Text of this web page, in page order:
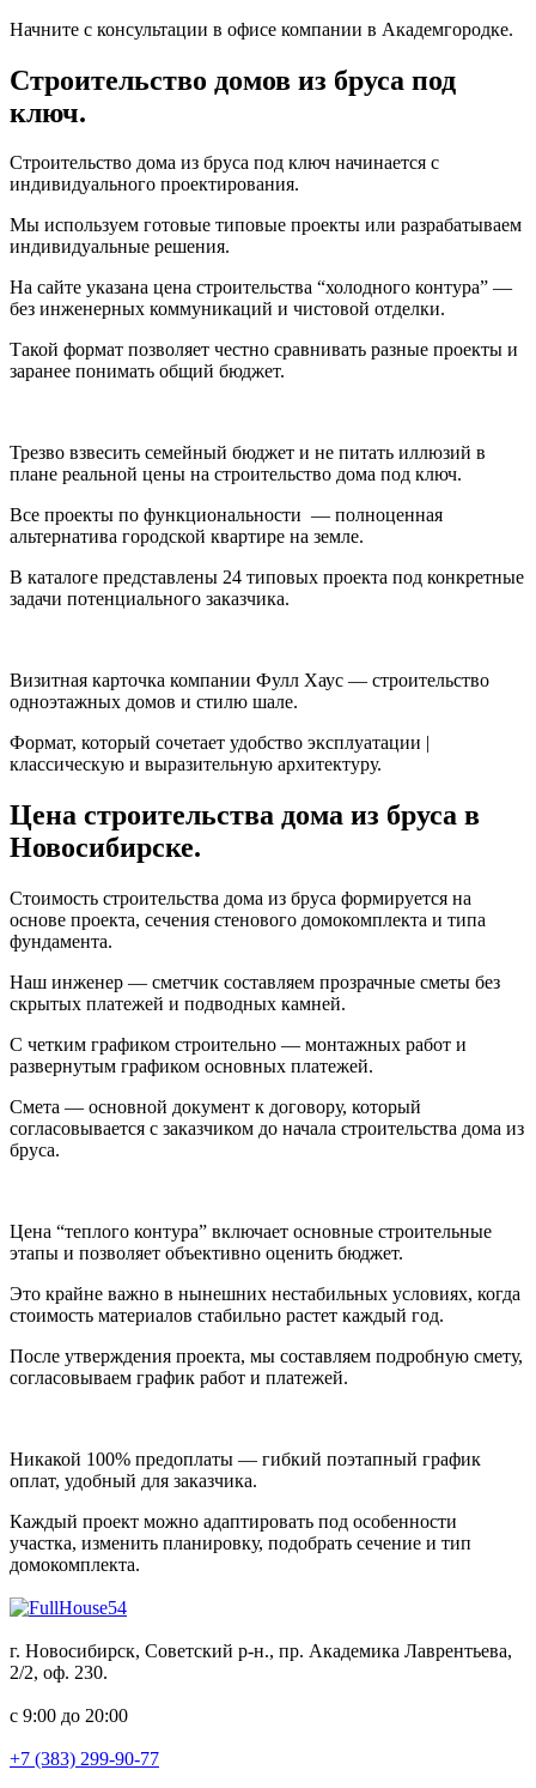
Начните с консультации в офисе компании в Академгородке.
Строительство домов из бруса под
ключ.
Строительство дома из бруса под ключ начинается с
индивидуального проектирования.
Мы используем готовые типовые проекты или разрабатываем
индивидуальные решения.
На сайте указана цена строительства “холодного контура” —
без инженерных коммуникаций и чистовой отделки.
Такой формат позволяет честно сравнивать разные проекты и
заранее понимать общий бюджет.
Трезво взвесить семейный бюджет и не питать иллюзий в
плане реальной цены на строительство дома под ключ.
Все проекты по функциональности — полноценная
альтернатива городской квартире на земле.
В каталоге представлены 24 типовых проекта под конкретные
задачи потенциального заказчика.
Визитная карточка компании Фулл Хаус — строительство
одноэтажных домов и стилю шале.
Формат, который сочетает удобство эксплуатации |
классическую и выразительную архитектуру.
Цена строительства дома из бруса в
Новосибирске.
Стоимость строительства дома из бруса формируется на
основе проекта, сечения стенового домокомплекта и типа
фундамента.
Наш инженер — сметчик составляем прозрачные сметы без
скрытых платежей и подводных камней.
С четким графиком строительно — монтажных работ и
развернутым графиком основных платежей.
Смета — основной документ к договору, который
согласовывается с заказчиком до начала строительства дома из
бруса.
Цена “теплого контура” включает основные строительные
этапы и позволяет объективно оценить бюджет.
Это крайне важно в нынешних нестабильных условиях, когда
стоимость материалов стабильно растет каждый год.
После утверждения проекта, мы составляем подробную смету,
согласовываем график работ и платежей.
Никакой 100% предоплаты — гибкий поэтапный график
оплат, удобный для заказчика.
Каждый проект можно адаптировать под особенности
участка, изменить планировку, подобрать сечение и тип
домокомплекта.
г. Новосибирск, Советский р-н., пр. Академика Лаврентьева,
2/2, оф. 230.
с 9:00 до 20:00
+7 (383) 299-90-77